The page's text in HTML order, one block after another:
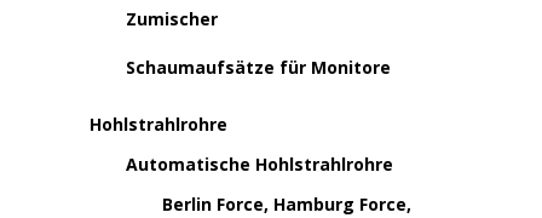
Zumischer
Schaumaufsätze für Monitore
Hohlstrahlrohre
Automatische Hohlstrahlrohre
Berlin Force, Hamburg Force,